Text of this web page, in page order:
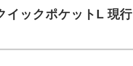
イックポケットL 現行